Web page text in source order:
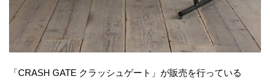
「CRASH GATE クラッシュゲート」が販売を行っている